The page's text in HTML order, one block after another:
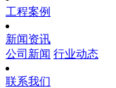
工程案例
新闻资讯
公司新闻 行业动态
联系我们